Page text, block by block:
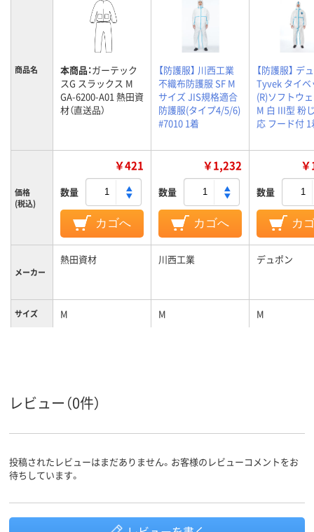
商品名 本商品：ガーテック
スG スラックス M
GA-6200-A01 熱田資
材（直送品）
【防護服】 川西工業
不織布防護服 SF M
サイズ JIS規格適合
防護服(タイプ4/5/6)
#7010 1着
【防護服】 デ
Tyvek タイベ
(R)ソフトウ
M 白 III型 粉
応 フード付 1
価格
(税込)
￥421
数量
カゴへ
￥1,232
数量
カゴへ
数量
カ
メーカー
熱田資材 川西工業 デュポン
サイズ M M M
レビュー（0件）
投稿されたレビューはまだありません。お客様のレビューコメントをお
待ちしています。